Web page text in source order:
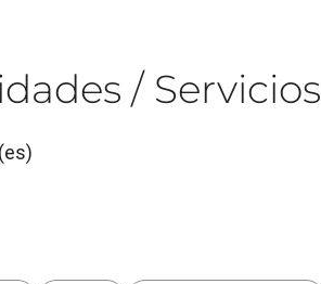
/ Servicios